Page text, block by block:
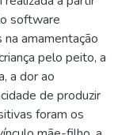
software
amamentação
pelo peito, a
a dor ao
de produzir
foram os